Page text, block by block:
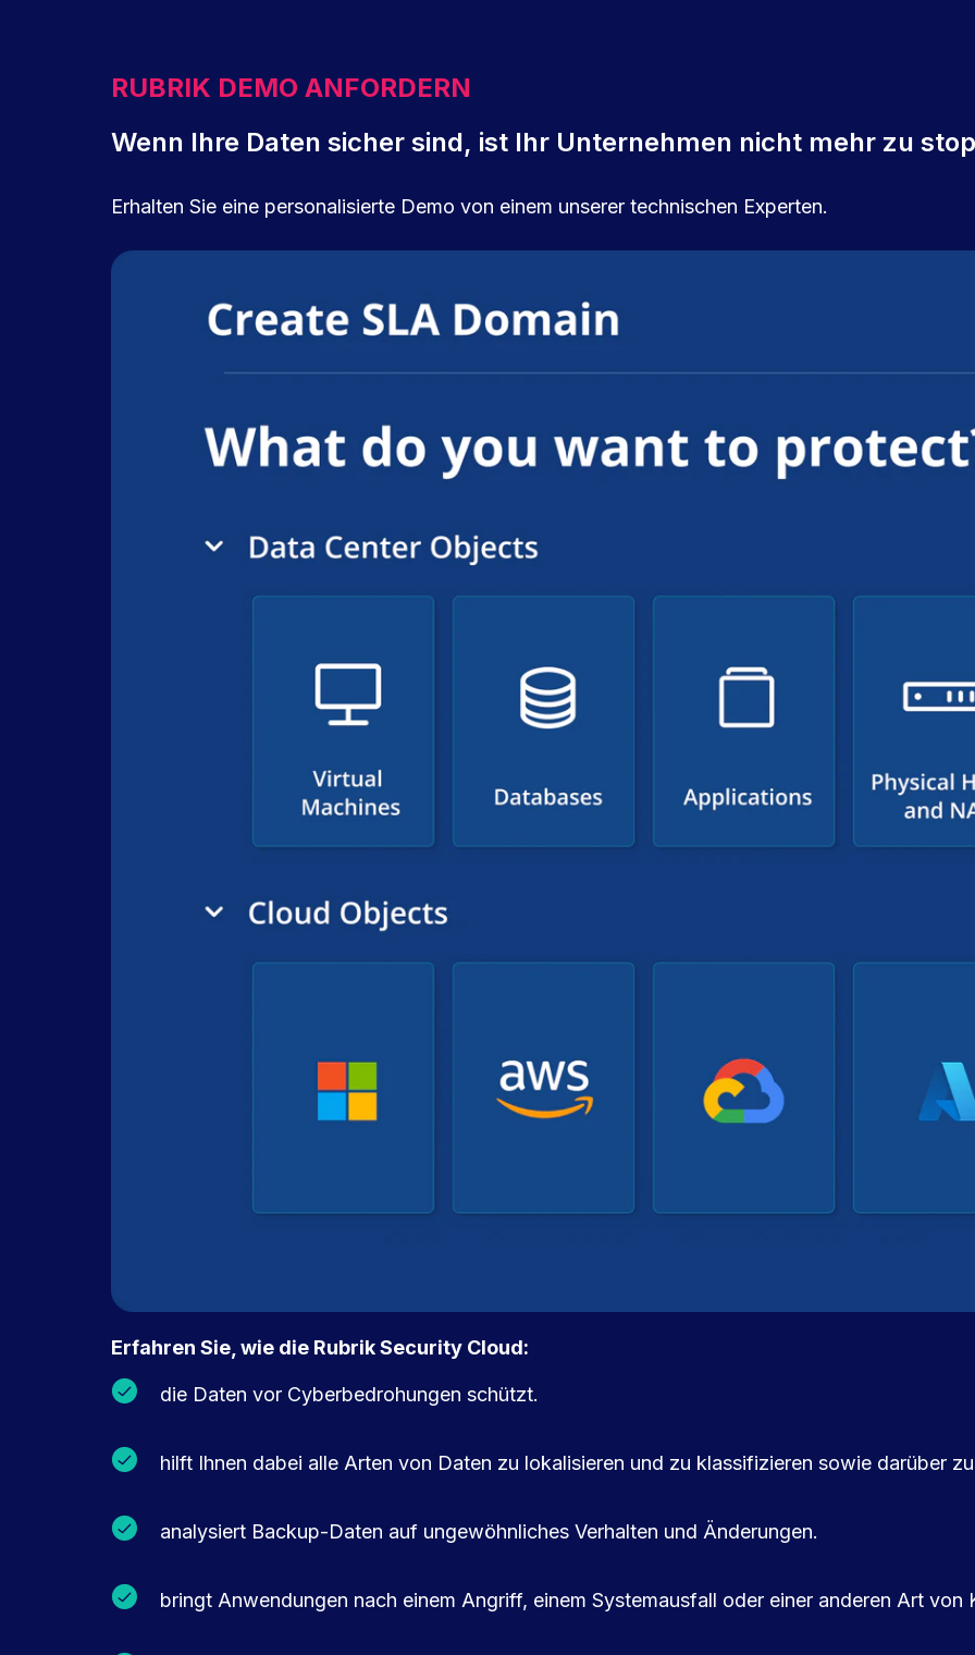
RUBRIK DEMO ANFORDERN
Wenn Ihre Daten sicher sind, ist Ihr Unternehmen nicht mehr zu
Erhalten Sie eine personalisierte Demo von einem unserer technischen Experten.
Erfahren Sie, wie die Rubrik Security Cloud:
die Daten vor Cyberbedrohungen schützt.
hilft Ihnen dabei alle Arten von Daten zu lokalisieren und zu klassifizieren sowie darüber
analysiert Backup-Daten auf ungewöhnliches Verhalten und Änderungen.
bringt Anwendungen nach einem Angriff, einem Systemausfall oder einer anderen Art